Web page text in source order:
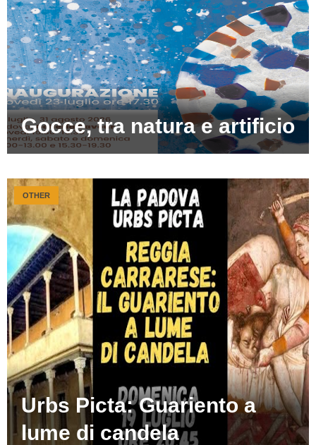
Gocce, tra natura e artificio
Urbs Picta: Guariento a
lume di candela
OTHER